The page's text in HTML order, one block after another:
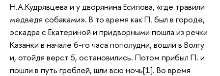
Н.А.Кудрявцева и у дворянина Есипова, «где травили
медведя собаками». В то время как П. был в городе,
эскадра с Екатериной и придворными пошла из речки
Казанки в начале 6-го часа пополудни, вошли в Волгу
и, отойдя верст 5, остановились. Потом прибыл П. и
пошли в путь греблей, шли всю ночь[1]. Во время